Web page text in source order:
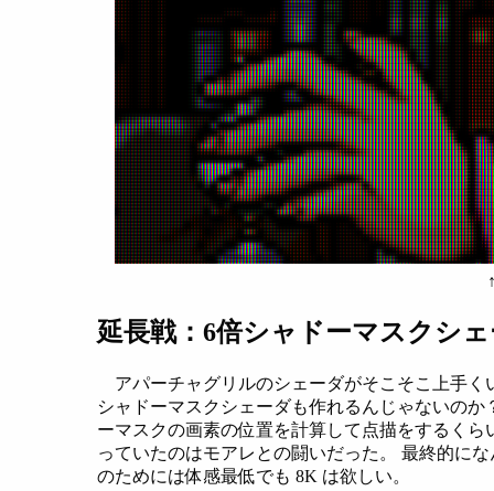
延長戦：6倍シャドーマスクシ
アパーチャグリルのシェーダがそこそこ上手
シャドーマスクシェーダも作れるんじゃないの
ーマスクの画素の位置を計算して点描をするく
っていたのはモアレとの闘いだった。 最終的に
のためには体感最低でも 8K は欲しい。